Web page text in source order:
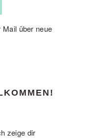
über neue
zeige dir